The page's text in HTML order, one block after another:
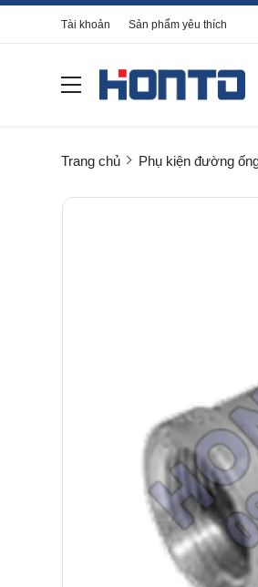
Tài khoản Sản phẩm yêu thích
Trang chủ Phụ kiện đường